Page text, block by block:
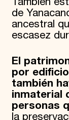
de
ancestral
escasez
El
por
también
inmaterial
personas
la